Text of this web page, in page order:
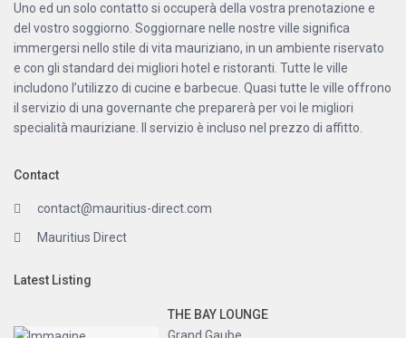
Uno ed un solo contatto si occuperà della vostra prenotazione e
del vostro soggiorno. Soggiornare nelle nostre ville significa
immergersi nello stile di vita mauriziano, in un ambiente riservato
e con gli standard dei migliori hotel e ristoranti. Tutte le ville
includono l’utilizzo di cucine e barbecue. Quasi tutte le ville offrono
il servizio di una governante che preparerà per voi le migliori
specialità mauriziane. Il servizio è incluso nel prezzo di affitto.
Contact
contact@mauritius-direct.com
Mauritius Direct
Latest Listing
THE BAY LOUNGE